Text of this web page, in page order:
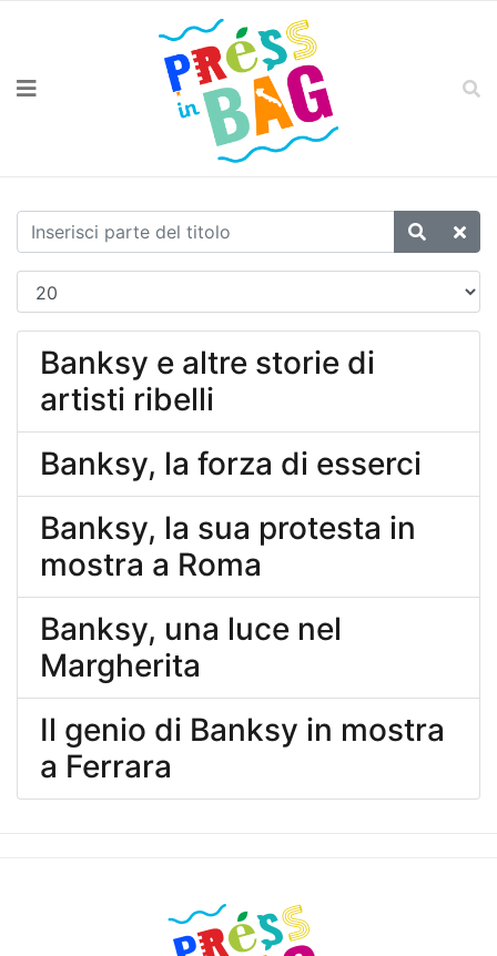
Banksy e altre storie di
artisti ribelli
Banksy, la forza di esserci
Banksy, la sua protesta in
mostra a Roma
Banksy, una luce nel
Margherita
Il genio di Banksy in mostra
a Ferrara